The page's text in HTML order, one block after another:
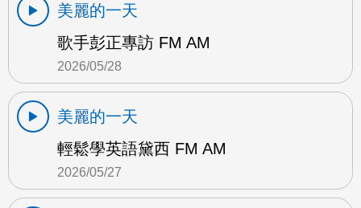
美麗的一天
歌手彭正專訪 FM AM
2026/05/28
美麗的一天
輕鬆學英語黛西 FM AM
2026/05/27